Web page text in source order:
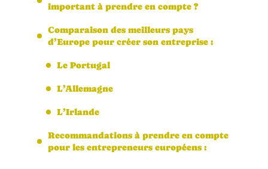
important à prendre en compte ?
Comparaison des meilleurs pays
d’Europe pour créer son entreprise :
Le Portugal
L’Allemagne
L’Irlande
Recommandations à prendre en compte
pour les entrepreneurs européens :